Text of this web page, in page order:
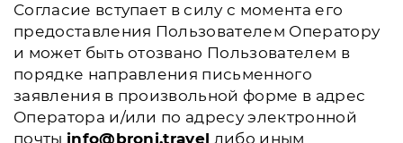
Согласие вступает в силу с момента его
предоставления Пользователем Оператору
и может быть отозвано Пользователем в
порядке направления письменного
заявления в произвольной форме в адрес
Оператора и/или по адресу электронной
почты info@broni.travel либо иным